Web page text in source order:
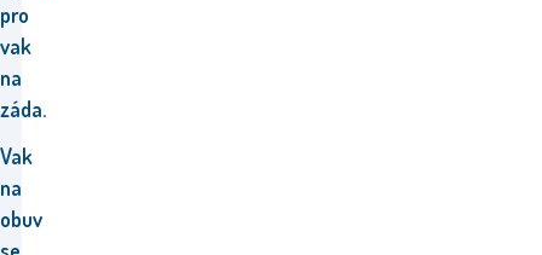
pro
vak
na
záda.
Vak
na
obuv